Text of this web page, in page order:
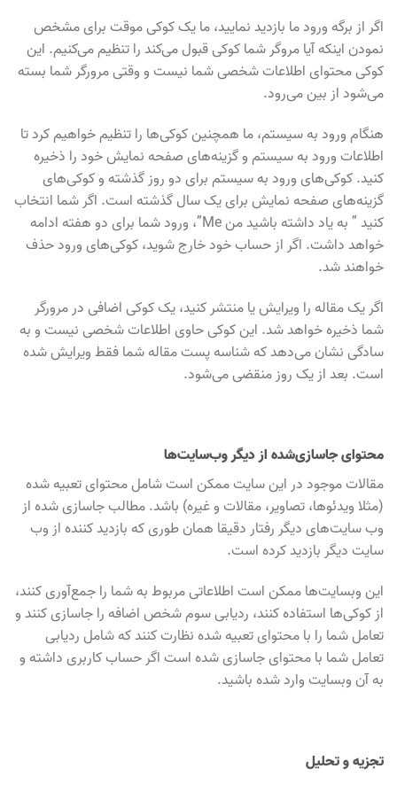
اگر از برگه ورود ما بازدید نمایید، ما یک کوکی موقت برای مشخص
نمودن اینکه آیا مروگر شما کوکی قبول می‌کند را تنظیم می‌کنیم. این
کوکی محتوای اطلاعات شخصی شما نیست و وقتی مرورگر شما بسته
می‌شود از بین می‌رود.
هنگام ورود به سیستم، ما همچنین کوکی‌ها را تنظیم خواهیم کرد تا
اطلاعات ورود به سیستم و گزینه‌های صفحه نمایش خود را ذخیره
کنید. کوکی‌های ورود به سیستم برای دو روز گذشته و کوکی‌های
گزینه‌های صفحه نمایش برای یک سال گذشته است. اگر شما انتخاب
کنید ” به یاد داشته باشید من Me”، ورود شما برای دو هفته ادامه
خواهد داشت. اگر از حساب خود خارج شوید، کوکی‌های ورود حذف
خواهند شد.
اگر یک مقاله را ویرایش یا منتشر کنید، یک کوکی اضافی در مرورگر
شما ذخیره خواهد شد. این کوکی حاوی اطلاعات شخصی نیست و به
سادگی نشان می‌دهد که شناسه پست مقاله شما فقط ویرایش شده
است. بعد از یک روز منقضی می‌شود.
محتوای جاسازی‌شده از دیگر وب‌سایت‌ها
مقالات موجود در این سایت ممکن است شامل محتوای تعبیه شده
(مثلا ویدئوها، تصاویر، مقالات و غیره) باشد. مطالب جاسازی شده از
وب سایت‌های دیگر رفتار دقیقا همان طوری که بازدید کننده از وب
سایت دیگر بازدید کرده است.
این وبسایت‌ها ممکن است اطلاعاتی مربوط به شما را جمع‌آوری کنند،
از کوکی‌ها استفاده کنند، ردیابی سوم شخص اضافه را جاسازی کنند و
تعامل شما را با محتوای تعبیه شده نظارت کنند که شامل ردیابی
تعامل شما با محتوای جاسازی شده است اگر حساب کاربری داشته و
به آن وبسایت وارد شده باشید.
تجزیه و تحلیل